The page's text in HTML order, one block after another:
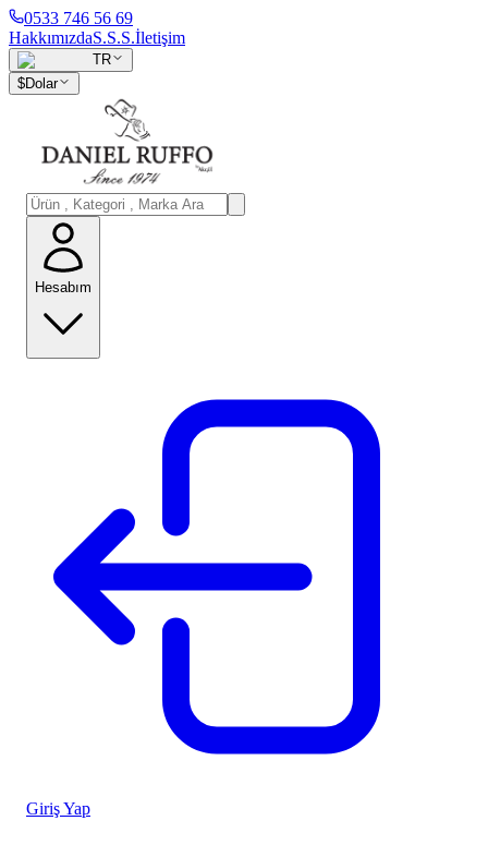
0533 746 56 69
HakkımızdaS.S.S.İletişim
TR
$Dolar
Hesabım
Giriş Yap